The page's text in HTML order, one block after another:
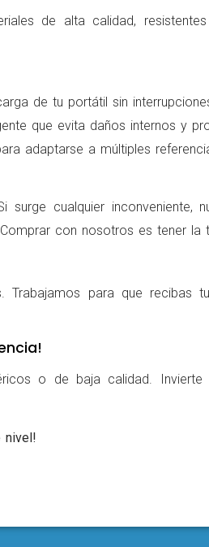
de alta calidad,
de tu portátil sin
que evita daños internos y
adaptarse a múltiples
surge cualquier
con nosotros es tener la
para que recibas
o de baja calidad.
nivel!